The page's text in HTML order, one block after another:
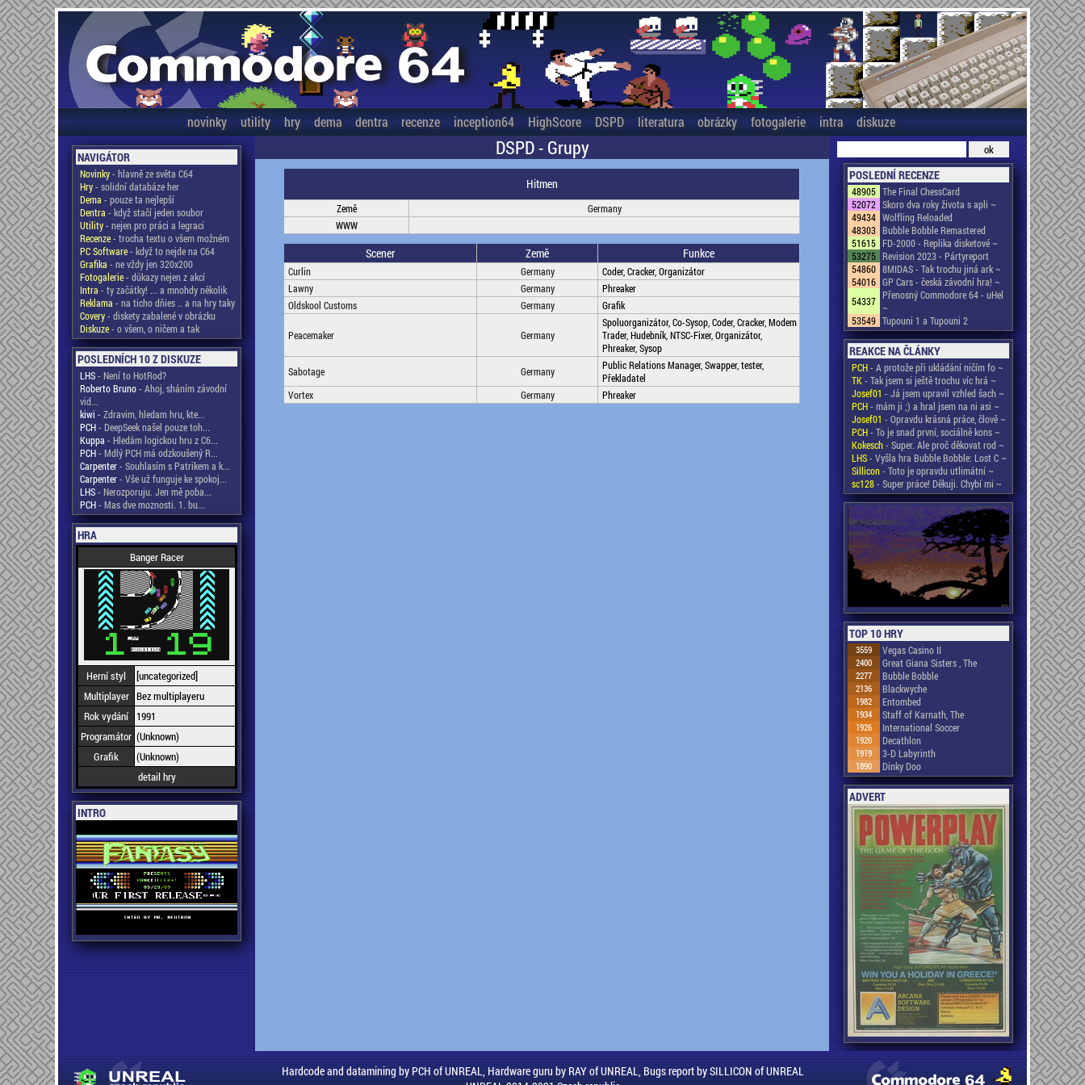
novinky utility hry dema dentra recenze inception64 HighScore DSPD literatura obrázky fotogalerie intra diskuze
NAVIGÁTOR
Novinky- hlavně ze světa C64
Hry- solidní databáze her
Dema - pouze ta nejlepší
Dentra - když stačí jeden soubor
Utility- nejen pro práci a legraci
Recenze- trocha textu o všem možném
PC Software- když to nejde na C64
Grafika - ne vždy jen 320x200
Fotogalerie- důkazy nejen z akcí
Intra - ty začátky! ... a mnohdy několik
Reklama - na ticho dňies .. a na hry taky
Covery- diskety zabalené v obrázku
Diskuze- o všem, o ničem a tak
POSLEDNÍCH 10 Z DISKUZE
LHS- Není to HotRod?
Roberto Bruno- Ahoj, sháním závodní
vid...
kiwi - Zdravim, hledam hru, kte...
PCH- DeepSeek našel pouze toh...
Kuppa - Hledám logickou hru z C6...
PCH- Mdlý PCH má odzkoušený R...
Carpenter- Souhlasím s Patrikem a k...
Carpenter- Vše už funguje ke spokoj...
LHS- Nerozporuju. Jen mě poba...
PCH- Mas dve moznosti. 1. bu...
HRA
Banger Racer
Herní styl
[uncategorized]
Multiplayer Bez multiplayeru
Rok vydání
1991
Programátor (Unknown)
Grafik
(Unknown)
detail hry
INTRO
DSPD - Grupy
Hitmen
Země
Germany
WWW
Scener Země Funkce
Curlin Germany
Coder, Cracker, Organizátor
Lawny
Germany
Phreaker
Oldskool Customs
Germany Grafik
Peacemaker Germany
Spoluorganizátor, Co-Sysop, Coder, Cracker, Modem
Trader, Hudebník, NTSC-Fixer, Organizátor,
Phreaker, Sysop
Sabotage
Germany
Public Relations Manager, Swapper, tester,
Překladatel
Vortex
Germany Phreaker
POSLEDNÍ RECENZE
48905 The Final ChessCard
52072 Skoro dva roky života s apli ~
49434 Wolfling Reloaded
48303 Bubble Bobble Remastered
51615 FD-2000 - Replika disketové ~
53275 Revision 2023 - Pártyreport
54860 8MIDAS - Tak trochu jiná ark ~
54016 GP Cars - česká závodní hra! ~
54337 Přenosný Commodore 64 - uHel
~
53549 Tupouni 1 a Tupouni 2
REAKCE NA ČLÁNKY
PCH- A protože při ukládání ničím fo ~
TK- Tak jsem si ještě trochu víc hrá ~
Josef01 - Já jsem upravil vzhled šach ~
PCH- mám ji ;) a hral jsem na ni asi ~
Josef01 - Opravdu krásná práce, člově ~
PCH- To je snad první, sociálně kons ~
Kokesch- Super. Ale proč děkovat rod ~
LHS- Vyšla hra Bubble Bobble: Lost C ~
Sillicon- Toto je opravdu utlimátní ~
sc128- Super práce! Děkuji. Chybí mi ~
TOP 10 HRY
3559 Vegas Casino II
2400 Great Giana Sisters , The
2277 Bubble Bobble
2136 Blackwyche
1982 Entombed
1934 Staff of Karnath, The
1926 International Soccer
1920 Decathlon
1919 3-D Labyrinth
1890 Dinky Doo
ADVERT
Hardcode and datamining by PCH of UNREAL, Hardware guru by RAY of UNREAL, Bugs report by SILLICON of UNREAL